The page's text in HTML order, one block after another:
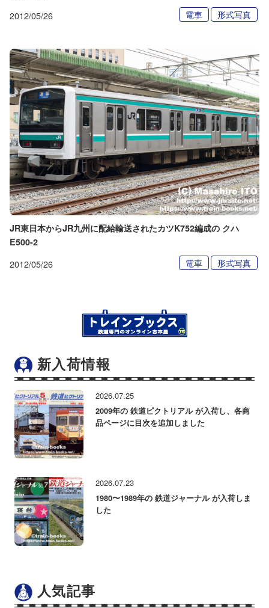
2012/05/26 電車 形式写真
JR東日本からJR九州に配給輸送されたカツK752編成の クハ
E500-2
2012/05/26 電車 形式写真
新入荷情報
2026.07.25
2009年の 鉄道ピクトリアル が入荷し、各商
品ページに目次を追加しました
2026.07.23
1980〜1989年の 鉄道ジャーナル が入荷しま
した
人気記事